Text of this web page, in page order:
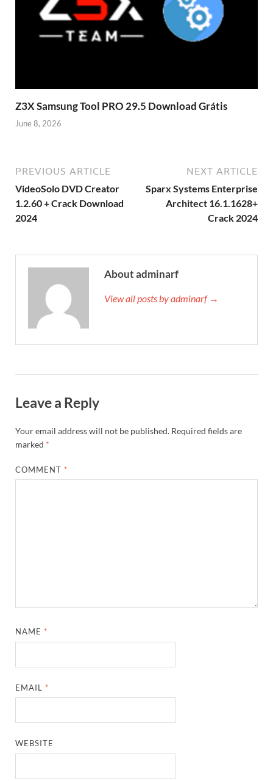
Z3X Samsung Tool PRO 29.5 Download Grátis
June 8, 2026
PREVIOUS ARTICLE
VideoSolo DVD Creator
1.2.60 + Crack Download
2024
NEXT ARTICLE
Sparx Systems Enterprise
Architect 16.1.1628+
Crack 2024
About adminarf
View all posts by adminarf →
Leave a Reply
Your email address will not be published. Required fields are
marked *
COMMENT *
NAME *
EMAIL *
WEBSITE